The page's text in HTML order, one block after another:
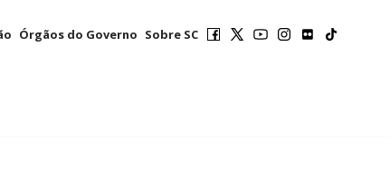
Órgãos do Governo Sobre SC